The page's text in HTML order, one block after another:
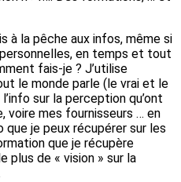
à la pêche aux infos, même si
en temps et tout
fais-je ? J’utilise
le monde parle (le vrai et le
sur la perception qu’ont
voire mes fournisseurs … en
que je peux récupérer sur les
que je récupère
plus de « vision » sur la